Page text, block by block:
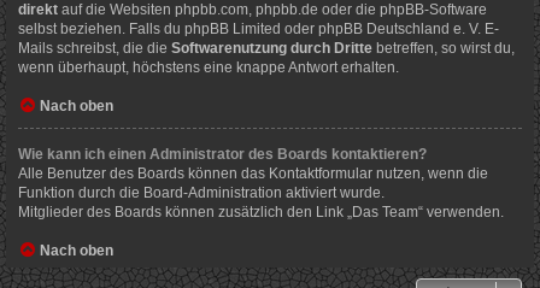
direkt auf die Websiten phpbb.com, phpbb.de oder die phpBB-Software
selbst beziehen. Falls du phpBB Limited oder phpBB Deutschland e. V. E-
Mails schreibst, die die Softwarenutzung durch Dritte betreffen, so wirst du,
wenn überhaupt, höchstens eine knappe Antwort erhalten.
Nach oben
Wie kann ich einen Administrator des Boards kontaktieren?
Alle Benutzer des Boards können das Kontaktformular nutzen, wenn die
Funktion durch die Board-Administration aktiviert wurde.
Mitglieder des Boards können zusätzlich den Link „Das Team“ verwenden.
Nach oben